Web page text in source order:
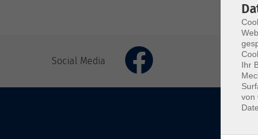
Social Media
Ihr
von